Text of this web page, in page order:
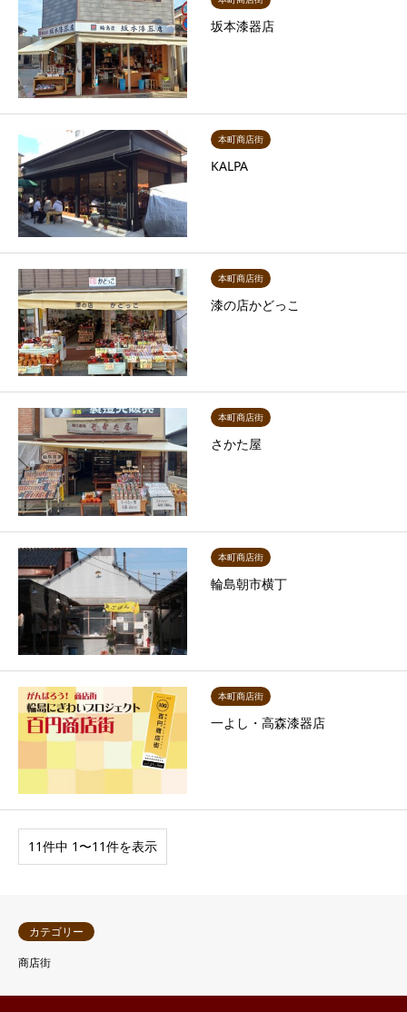
坂本漆器店
本町商店街
KALPA
本町商店街
漆の店かどっこ
本町商店街
さかた屋
本町商店街
輪島朝市横丁
本町商店街
一よし・高森漆器店
11件中 1〜11件を表示
カテゴリー
商店街